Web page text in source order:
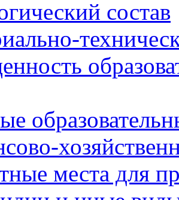
состав
места для